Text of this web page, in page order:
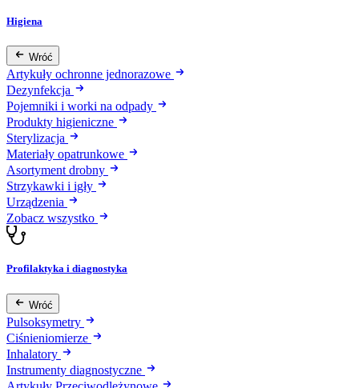
Higiena
Wróć
Artykuły ochronne jednorazowe
Dezynfekcja
Pojemniki i worki na odpady
Produkty higieniczne
Sterylizacja
Materiały opatrunkowe
Asortyment drobny
Strzykawki i igły
Urządzenia
Zobacz wszystko
Profilaktyka i diagnostyka
Wróć
Pulsoksymetry
Ciśnieniomierze
Inhalatory
Instrumenty diagnostyczne